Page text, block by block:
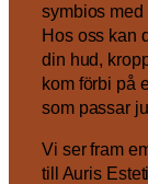
symbios
Hos oss kan
din hud,
kom förbi på
som passar
Vi ser fram
till Auris